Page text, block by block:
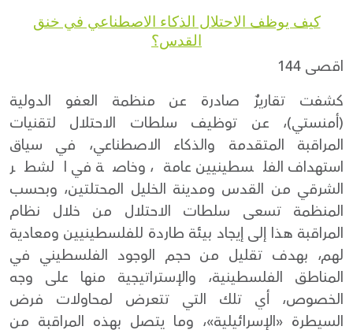
كيف يوظف الاحتلال الذكاء الاصطناعي في خنق
القدس؟
اقصى 144
كشفت تقاريرٌ صادرة عن منظمة العفو الدولية
(أمنستي)، عن توظيف سلطات الاحتلال لتقنيات
المراقبة المتقدمة والذكاء الاصطناعي، في سياق
استهداف الفلسطينيين عامة، وخاصة في الشطر
الشرقي من القدس ومدينة الخليل المحتلتين، وبحسب
المنظمة تسعى سلطات الاحتلال من خلال نظام
المراقبة هذا إلى إيجاد بيئة طاردة للفلسطينيين ومعادية
لهم، بهدف تقليل من حجم الوجود الفلسطيني في
المناطق الفلسطينية، والإستراتيجية منها على وجه
الخصوص، أي تلك التي تتعرض لمحاولات فرض
السيطرة «الإسرائيلية»، وما يتصل بهذه المراقبة من